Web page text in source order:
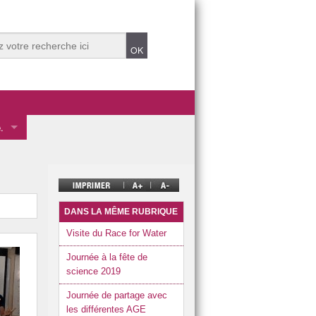
Durable 2025.
Durable dans années précédentes.
DANS LA MÊME RUBRIQUE
Visite du Race for Water
Journée à la fête de
science 2019
Journée de partage avec
les différentes AGE